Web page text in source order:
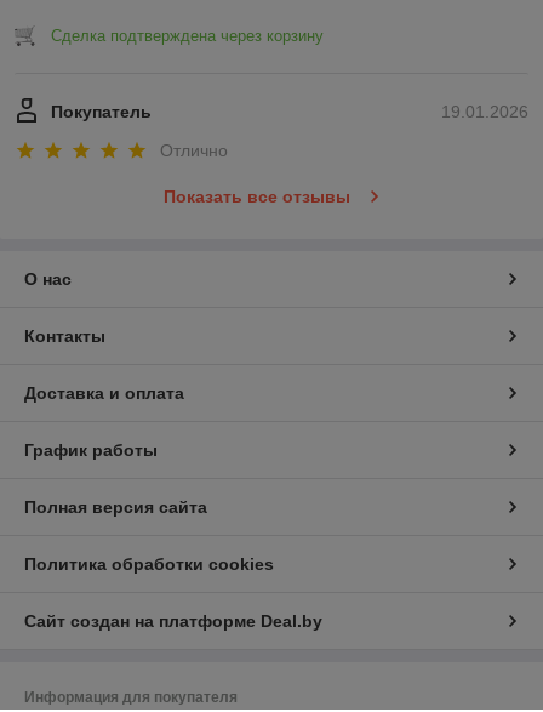
Сделка подтверждена через корзину
19.01.2026
Покупатель
Отлично
Показать все отзывы
О нас
Контакты
Доставка и оплата
График работы
Полная версия сайта
Политика обработки cookies
Сайт создан на платформе Deal.by
Информация для покупателя